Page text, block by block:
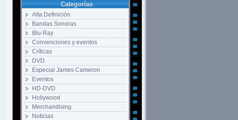
Categorías
Alta Definición
Bandas Sonoras
Blu-Ray
Convenciones y eventos
Críticas
DVD
Especial James Cameron
Eventos
HD-DVD
Hollywood
Merchandising
Noticias